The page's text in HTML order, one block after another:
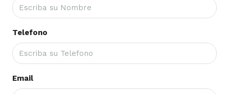
Telefono
Email